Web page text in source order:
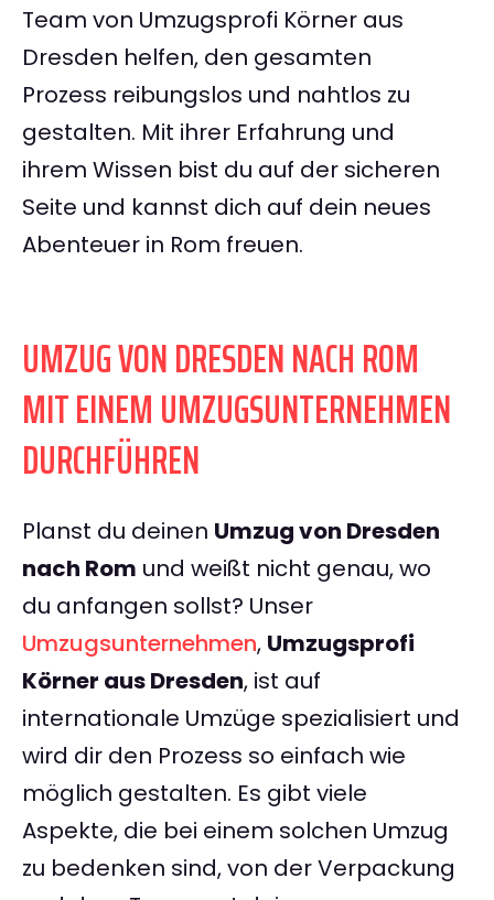
Team von Umzugsprofi Körner aus
Dresden helfen, den gesamten
Prozess reibungslos und nahtlos zu
gestalten. Mit ihrer Erfahrung und
ihrem Wissen bist du auf der sicheren
Seite und kannst dich auf dein neues
Abenteuer in Rom freuen.
UMZUG VON DRESDEN NACH ROM
MIT EINEM UMZUGSUNTERNEHMEN
DURCHFÜHREN
Planst du deinen Umzug von Dresden
nach Rom und weißt nicht genau, wo
du anfangen sollst? Unser
Umzugsunternehmen, Umzugsprofi
Körner aus Dresden, ist auf
internationale Umzüge spezialisiert und
wird dir den Prozess so einfach wie
möglich gestalten. Es gibt viele
Aspekte, die bei einem solchen Umzug
zu bedenken sind, von der Verpackung